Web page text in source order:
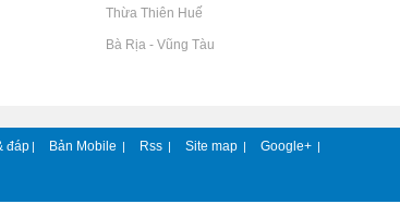
Rao vặt tại Thừa Thiên Huế
Rao vặt tại Bà Rịa - Vũng Tàu
đáp | Bản Mobile | Rss | Site map | Google+ |